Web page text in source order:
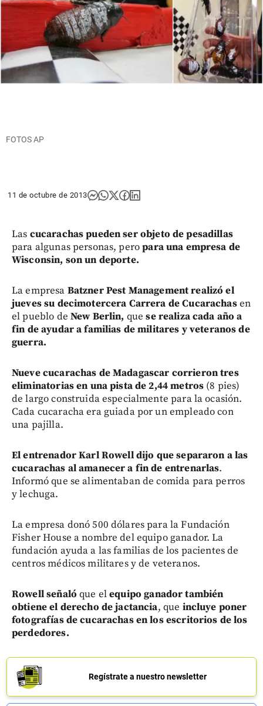
FOTOS AP
11 de octubre de 2013
Las cucarachas pueden ser objeto de pesadillas
para algunas personas, peropara una empresa de
Wisconsin, son un deporte.
La empresa Batzner Pest Managementrealizó el
jueves su decimotercera Carrera de Cucarachasen
el pueblo de New Berlin, quese realiza cada año a
fin de ayudar a familias de militares y veteranos de
guerra.
Nueve cucarachas de Madagascar corrieron tres
eliminatorias en una pista de 2,44 metros (8 pies)
de largo construida especialmente para la ocasión.
Cada cucaracha era guiada por un empleado con
una pajilla.
El entrenador Karl Rowell dijo que separaron a las
cucarachas al amanecer a fin de entrenarlas.
Informó que se alimentaban de comida para perros
y lechuga.
La empresa donó 500 dólares para la Fundación
Fisher House a nombre del equipo ganador. La
fundación ayuda a las familias de los pacientes de
centros médicos militares y de veteranos.
Rowell señaló que elequipo ganador también
obtiene el derecho de jactancia, que incluye poner
fotografías de cucarachas en los escritorios de los
perdedores.
Regístrate a nuestro newsletter